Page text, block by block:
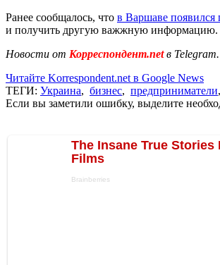
Ранее сообщалось, что в Варшаве появился
и получить другую важжную информацию.
Новости от Корреспондент.netв
Читайте Korrespondent.net в Google News
ТЕГИ: Украина, бизнес, предприниматели,
Если вы заметили ошибку, выделите